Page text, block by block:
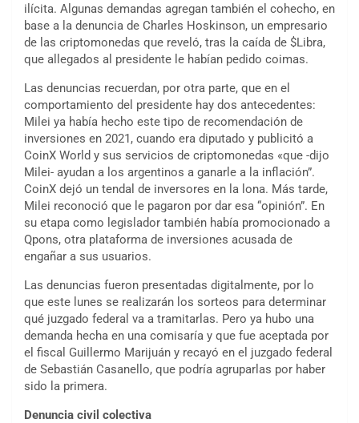
ilícita. Algunas demandas agregan también el cohecho, en
base a la denuncia de Charles Hoskinson, un empresario
de las criptomonedas que reveló, tras la caída de $Libra,
que allegados al presidente le habían pedido coimas.
Las denuncias recuerdan, por otra parte, que en el
comportamiento del presidente hay dos antecedentes:
Milei ya había hecho este tipo de recomendación de
inversiones en 2021, cuando era diputado y publicitó a
CoinX World y sus servicios de criptomonedas «que -dijo
Milei- ayudan a los argentinos a ganarle a la inflación”.
CoinX dejó un tendal de inversores en la lona. Más tarde,
Milei reconoció que le pagaron por dar esa “opinión”. En
su etapa como legislador también había promocionado a
Qpons, otra plataforma de inversiones acusada de
engañar a sus usuarios.
Las denuncias fueron presentadas digitalmente, por lo
que este lunes se realizarán los sorteos para determinar
qué juzgado federal va a tramitarlas. Pero ya hubo una
demanda hecha en una comisaría y que fue aceptada por
el fiscal Guillermo Marijuán y recayó en el juzgado federal
de Sebastián Casanello, que podría agruparlas por haber
sido la primera.
Denuncia civil colectiva